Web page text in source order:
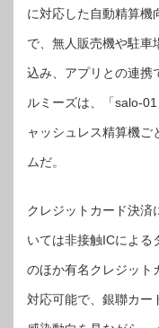
に対応した自動精算機
で、無人販売機や駐車
込み、アプリとの連携
ルミーズは、「salo-
ャッシュレス精算機ご
ムだ。
クレジットカード決済
いては非接触ICによる
のほか有名クレジット
対応可能で、銀聯カー